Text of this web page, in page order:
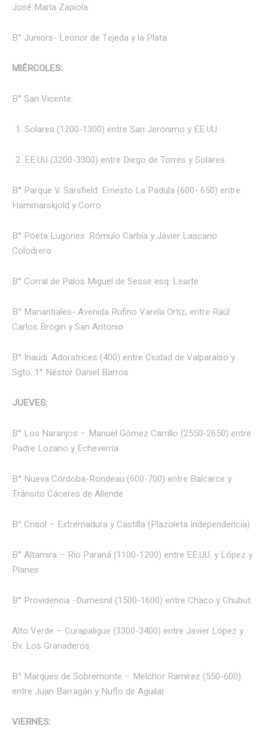
José María Zapiola
B° Juniors- Leonor de Tejeda y la Plata
MIÉRCOLES:
B° San Vicente:
Solares (1200-1300) entre San Jerónimo y EE.UU.
EE.UU (3200-3300) entre Diego de Torres y Solares
B° Parque V. Sarsfield: Ernesto La Padula (600- 650) entre
Hammarskjold y Corro
B° Poeta Lugones: Rómulo Carbía y Javier Lascano
Colodrero
B° Corral de Palos Miguel de Sesse esq. Learte
B° Manantiales- Avenida Rufino Varela Ortíz, entre Raúl
Carlos Brogin y San Antonio
B° Inaudi: Adoratrices (400) entre Ciudad de Valparaíso y
Sgto. 1° Néstor Daniel Barros
JUEVES:
B° Los Naranjos – Manuel Gómez Carrillo (2550-2650) entre
Padre Lozano y Echeverría
B° Nueva Córdoba-Rondeau (600-700) entre Balcarce y
Tránsito Cáceres de Allende
B° Crisol – Extremadura y Castilla (Plazoleta Independencia)
B° Altamira – Río Paraná (1100-1200) entre EE.UU. y López y
Planes
B° Providencia -Dumesnil (1500-1600) entre Chaco y Chubut
Alto Verde – Curapaligue (3300-3400) entre Javier López y
Bv. Los Granaderos
B° Marques de Sobremonte – Melchor Ramírez (550-600)
entre Juan Barragán y Nuflo de Aguilar
VIERNES: